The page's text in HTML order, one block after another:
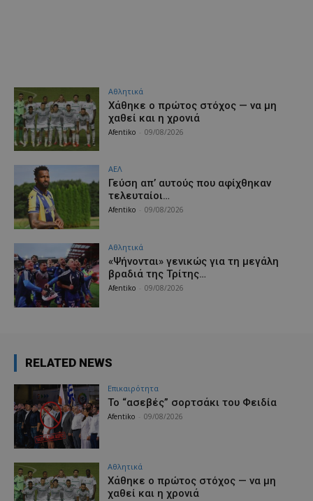
Αθλητικά
Χάθηκε ο πρώτος στόχος — να μη
χαθεί και η χρονιά
Afentiko 09/08/2026
ΑΕΛ
Γεύση απ’ αυτούς που αφίχθηκαν
τελευταίοι…
Afentiko 09/08/2026
Αθλητικά
«Ψήνονται» γενικώς για τη μεγάλη
βραδιά της Τρίτης…
Afentiko 09/08/2026
RELATED NEWS
Επικαιρότητα
Το “ασεβές” σορτσάκι του Φειδία
Afentiko 09/08/2026
Αθλητικά
Χάθηκε ο πρώτος στόχος — να μη
χαθεί και η χρονιά